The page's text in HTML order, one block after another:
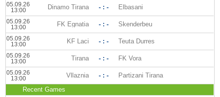
05.09.26
13:00
Dinamo Tirana - : - Elbasani
05.09.26
13:00
FK Egnatia - : - Skenderbeu
05.09.26
13:00
KF Laci - : - Teuta Durres
05.09.26
13:00
Tirana - : - FK Vora
05.09.26
13:00
Vllaznia - : -
Partizani Tirana
Recent Games